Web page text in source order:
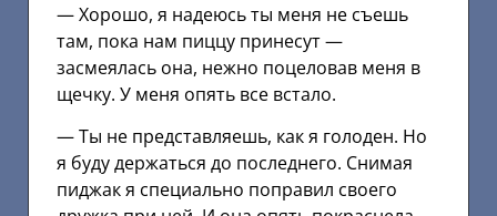
— Хорошо, я надеюсь ты меня не съешь
там, пока нам пиццу принесут —
засмеялась она, нежно поцеловав меня в
щечку. У меня опять все встало.
— Ты не представляешь, как я голоден. Но
я буду держаться до последнего. Снимая
пиджак я специально поправил своего